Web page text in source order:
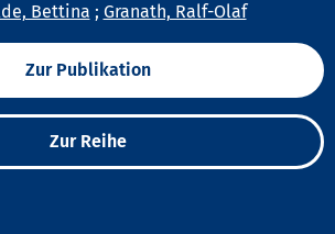
Bettina ; Granath, Ralf-Olaf
Zur Publikation
Zur Reihe